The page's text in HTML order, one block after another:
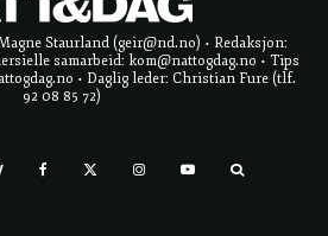
Staurland (geir@nd.no) • Redaksjon:
samarbeid: kom@nattogdag.no • Tips
• Daglig leder: Christian Fure (tlf.
92 08 85 72)